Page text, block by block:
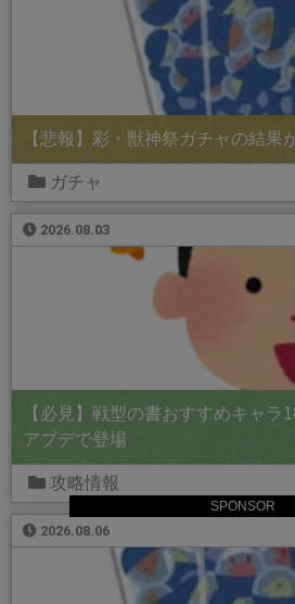
SPONSOR
【悲報】彩・獣神祭ガチャの結果
ガチャ
2026.08.03
【必見】戦型の書おすすめキャラ
アプデで登場
攻略情報
2026.08.06